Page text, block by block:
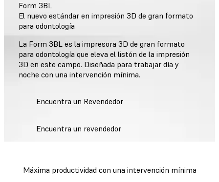
Form 3BL
El nuevo estándar en impresión 3D de gran formato
para odontología
La Form 3BL es la impresora 3D de gran formato
para odontología que eleva el listón de la impresión
3D en este campo. Diseñada para trabajar día y
noche con una intervención mínima.
Encuentra un Revendedor
Encuentra un revendedor
Máxima productividad con una intervención mínima